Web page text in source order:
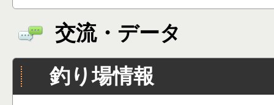
交流・データ
釣り場情報